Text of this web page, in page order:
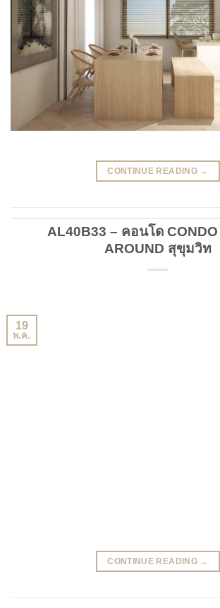
CONTINUE READING →
AL40B33 – คอนโด
AROUND สุขุมวิท
19
พ.ค.
CONTINUE READING →